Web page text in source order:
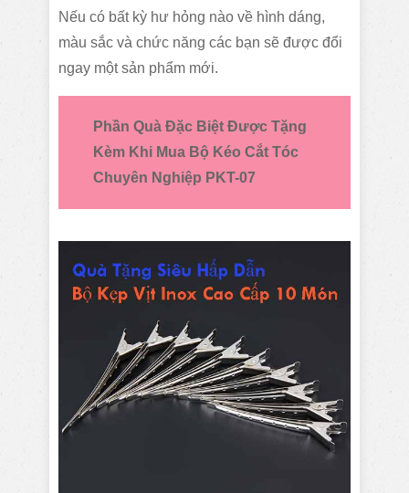
Nếu có bất kỳ hư hỏng nào về hình dáng,
màu sắc và chức năng các bạn sẽ được đổi
ngay một sản phẩm mới.
Phần Quà Đặc Biệt Được Tặng
Kèm Khi Mua Bộ Kéo Cắt Tóc
Chuyên Nghiệp PKT-07